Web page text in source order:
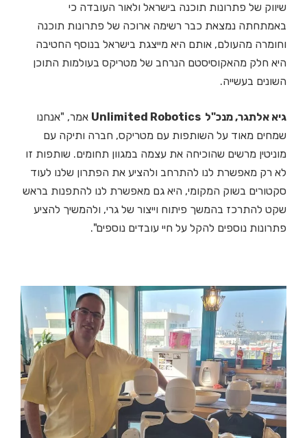
שיווק של פתרונות תוכנה בישראל ולאור העובדה כי
באמתחתה נמצאת כבר רשימה ארוכה של פתרונות תוכנה
וחומרה מהעולם, אותם היא מייצגת בישראל בנוסף החטיבה
היא חלק מהאקוסיסטם הנרחב של מטריקס בעולמות התוכן
השונים בעשייה.
גיא אלתגר, מנכ"ל Unlimited Robotics
אמר, "אנחנו
שמחים מאוד על השותפות עם מטריקס, חברה ותיקה עם
מוניטין מרשים שהוכיחה את עצמה במגוון תחומים. שותפות זו
לא רק מאפשרת לנו להתרחב ולהציע את הפתרון שלנו לעוד
סקטורים בשוק המקומי, היא גם מאפשרת לנו להתפנות בראש
שקט להתרכז בהמשך פיתוח וייצור של גרי, ולהמשיך להציע
פתרונות נוספים להקל על חיי עובדים נוספים".